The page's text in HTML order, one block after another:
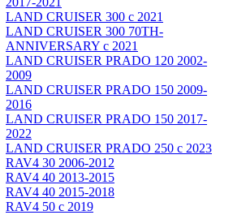
LAND CRUISER 300 с 2021
LAND CRUISER 300 70TH-
ANNIVERSARY с 2021
LAND CRUISER PRADO 120 2002-
2009
LAND CRUISER PRADO 150 2009-
2016
LAND CRUISER PRADO 150 2017-
2022
LAND CRUISER PRADO 250 с 2023
RAV4 30 2006-2012
RAV4 40 2013-2015
RAV4 40 2015-2018
RAV4 50 с 2019